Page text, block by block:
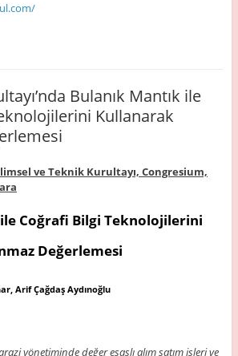
Bulanık Mantık ile
Kullanarak
ve Teknik Kurultayı, Congresium,
ile Coğrafi Bilgi Teknolojilerini
Değerlemesi
Arif Çağdaş Aydınoğlu
yönetiminde değer esaslı alım satım işleri ve